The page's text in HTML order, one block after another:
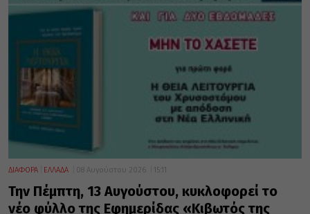
ΔΙΑΦΟΡΑ ΕΛΛΑΔΑ 08 Αυγούστου 2026 15:11
Την Πέμπτη, 13 Αυγούστου, κυκλοφορεί το
νέο φύλλο της Εφημερίδας «Κιβωτός της